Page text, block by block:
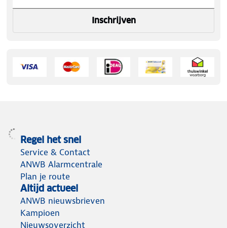
Inschrijven
Regel het snel
Service & Contact
ANWB Alarmcentrale
Plan je route
Altijd actueel
ANWB nieuwsbrieven
Kampioen
Nieuwsoverzicht